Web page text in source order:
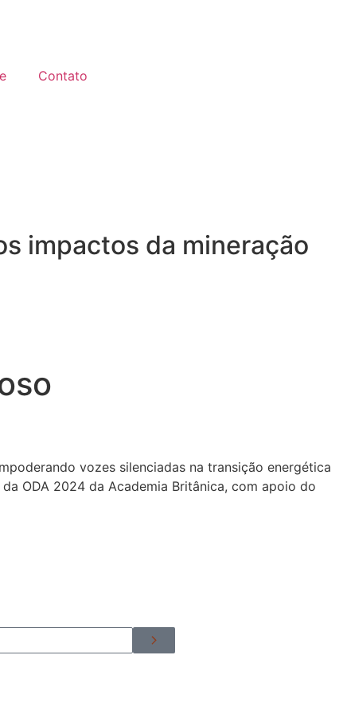
Contato
impactos da mineração
vozes silenciadas na transição energética
ODA 2024 da Academia Britânica, com apoio do